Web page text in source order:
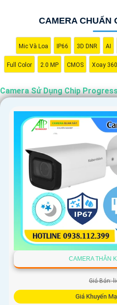
CAMERA CHUẨN
Mic Và Loa IP66 3D DNR AI
Full Color 2.0 MP CMOS Xoay 360
Camera Sử Dụng Chip
CAMERA THÂN
Giá Bán:
Giá Khuyến